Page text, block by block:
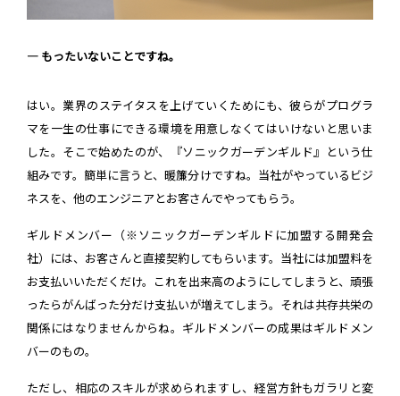
― もったいないことですね。
はい。業界のステイタスを上げていくためにも、彼らがプログラ
マを一生の仕事にできる環境を用意しなくてはいけないと思いま
した。そこで始めたのが、『ソニックガーデンギルド』という仕
組みです。簡単に言うと、暖簾分けですね。当社がやっているビジ
ネスを、他のエンジニアとお客さんでやってもらう。
ギルドメンバー（※ソニックガーデンギルドに加盟する開発会
社）には、お客さんと直接契約してもらいます。当社には加盟料を
お支払いいただくだけ。これを出来高のようにしてしまうと、頑張
ったらがんばった分だけ支払いが増えてしまう。それは共存共栄の
関係にはなりませんからね。ギルドメンバーの成果はギルドメン
バーのもの。
ただし、相応のスキルが求められますし、経営方針もガラリと変